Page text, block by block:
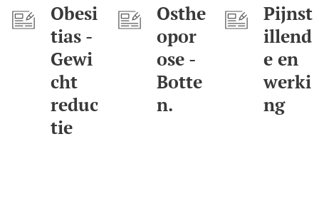
Obesi
tias -
Gewi
cht
reduc
tie
Osthe
opor
ose -
Botte
n.
Pijnst
illend
e en
werki
ng